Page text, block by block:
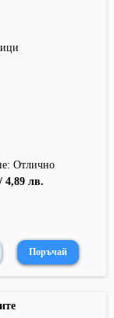
Отлично
4,89 лв.